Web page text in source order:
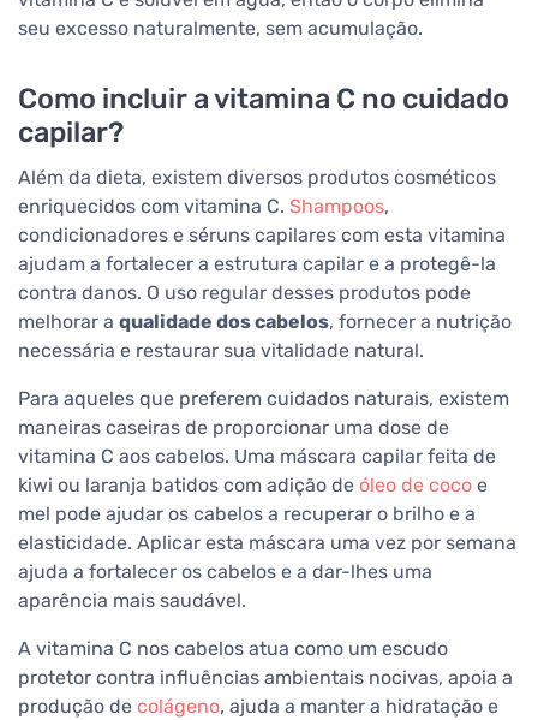
seu excesso naturalmente, sem acumulação.
Como incluir a vitamina C no cuidado
capilar?
Além da dieta, existem diversos produtos cosméticos
enriquecidos com vitamina C. Shampoos,
condicionadores e séruns capilares com esta vitamina
ajudam a fortalecer a estrutura capilar e a protegê-la
contra danos. O uso regular desses produtos pode
melhorar a qualidade dos cabelos, fornecer a nutrição
necessária e restaurar sua vitalidade natural.
Para aqueles que preferem cuidados naturais, existem
maneiras caseiras de proporcionar uma dose de
vitamina C aos cabelos. Uma máscara capilar feita de
kiwi ou laranja batidos com adição de óleo de coco e
mel pode ajudar os cabelos a recuperar o brilho e a
elasticidade. Aplicar esta máscara uma vez por semana
ajuda a fortalecer os cabelos e a dar-lhes uma
aparência mais saudável.
A vitamina C nos cabelos atua como um escudo
protetor contra influências ambientais nocivas, apoia a
produção de colágeno, ajuda a manter a hidratação e